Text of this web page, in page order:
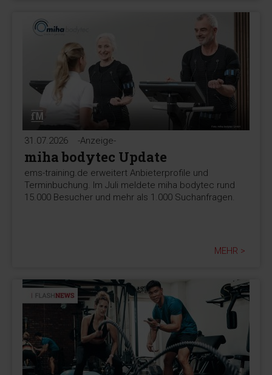
31.07.2026 -Anzeige-
miha bodytec Update
ems-training.de erweitert Anbieterprofile und
Terminbuchung. Im Juli meldete miha bodytec rund
15.000 Besucher und mehr als 1.000 Suchanfragen.
MEHR >